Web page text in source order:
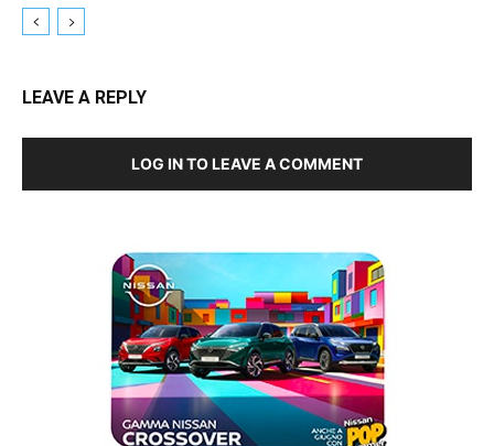
LEAVE A REPLY
LOG IN TO LEAVE A COMMENT